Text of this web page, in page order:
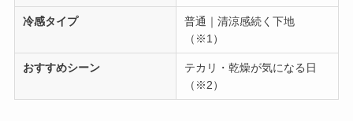
冷感タイプ
普通｜清涼感続く下地
（※1）
おすすめシーン
テカリ・乾燥が気になる日
（※2）